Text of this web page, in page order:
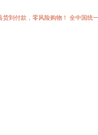
货到付款，零风险购物！ 全中国统